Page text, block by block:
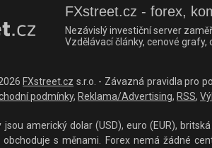
FXstreet.cz - forex,
Nezávislý investiční server
Vzdělávací články, cenové
FXstreet.cz s.r.o. - Závazná pravidla pro
podmínky, Reklama/Advertising, RSS,
jsou americký dolar (USD), euro (EUR),
s měnami. Forex nemá žádné